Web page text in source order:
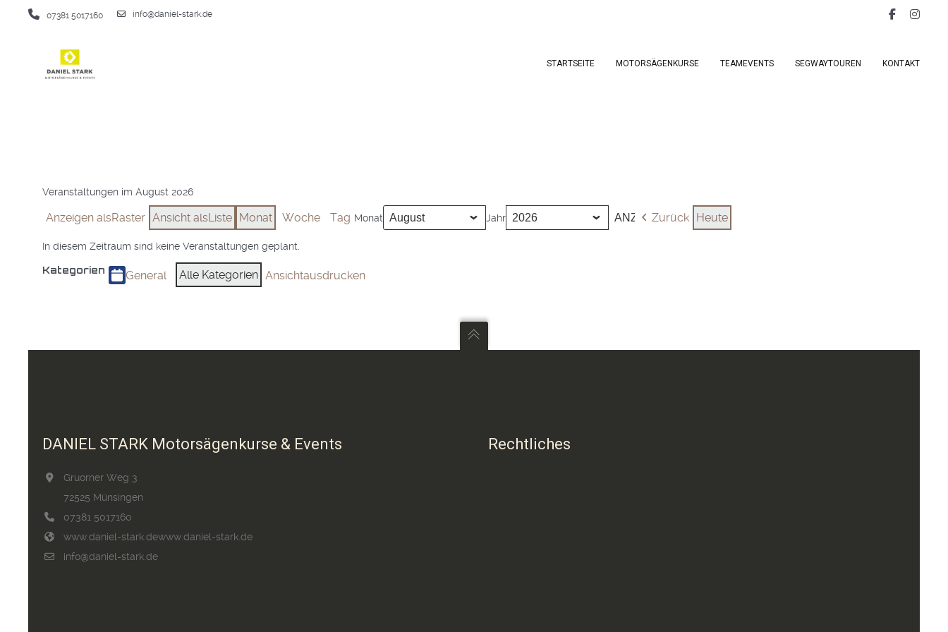
07381 5017160 info@daniel-stark.de
STARTSEITE MOTORSÄGENKURSE TEAMEVENTS SEGWAYTOUREN KONTAKT
Veranstaltungen im August 2026
Anzeigen alsRaster Ansicht alsListe Monat Woche Tag Monat Jahr Zurück Heute
In diesem Zeitraum sind keine Veranstaltungen geplant.
Kategorien General Alle Kategorien Ansichtausdrucken
DANIEL STARK Motorsägenkurse & Events
Gruorner Weg 3
72525 Münsingen
07381 5017160
www.daniel-stark.dewww.daniel-stark.de
info@daniel-stark.de
Rechtliches